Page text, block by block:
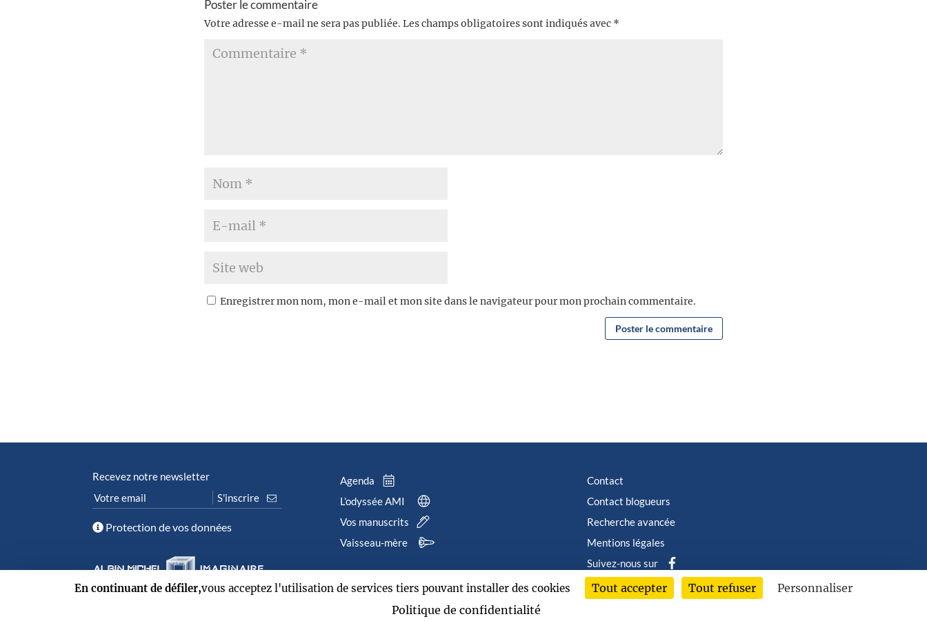
Poster le commentaire
Votre adresse e-mail ne sera pas publiée. Les champs obligatoires sont indiqués avec *
Enregistrer mon nom, mon e-mail et mon site dans le navigateur pour mon prochain commentaire.
Recevez notre newsletter
Protection de vos données
Agenda
L’odyssée AMI
Vos manuscrits
Vaisseau-mère
Contact
Contact blogueurs
Recherche avancée
Mentions légales
Suivez-nous sur
2026 © Albin Michel Imaginaire - Tous droits réservés
En continuant de défiler,vous acceptez l'utilisation de services tiers pouvant installer des cookies Tout accepter Tout refuser
Personnaliser
Politique de confidentialité